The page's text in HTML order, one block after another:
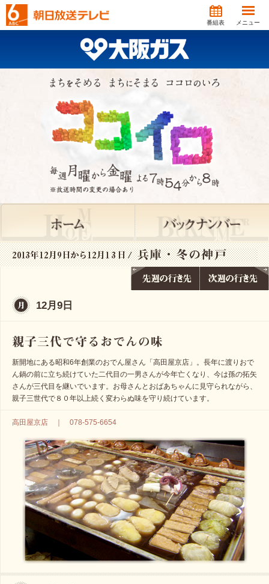
番組表 メニュー
12月9日
新開地にある昭和6年創業のおでん屋さん「高田屋京店」。長年に渡りおで
ん鍋の前に立ち続けていた二代目の一男さんが今年亡くなり、今は孫の拓矢
さんが三代目を継いでいます。お母さんとおばあちゃんに見守られながら、
親子三世代で８０年以上続く変わらぬ味を守り続けています。
高田屋京店 ｜ 078-575-6654